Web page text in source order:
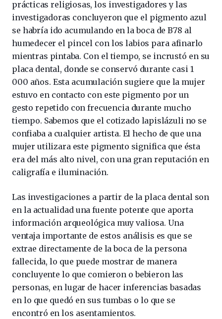
prácticas religiosas, los investigadores y las
investigadoras concluyeron que el pigmento azul
se habría ido acumulando en la boca de B78 al
humedecer el pincel con los labios para afinarlo
mientras pintaba. Con el tiempo, se incrustó en su
placa dental, donde se conservó durante casi 1
000 años. Esta acumulación sugiere que la mujer
estuvo en contacto con este pigmento por un
gesto repetido con frecuencia durante mucho
tiempo. Sabemos que el cotizado lapislázuli no se
confiaba a cualquier artista. El hecho de que una
mujer utilizara este pigmento significa que ésta
era del más alto nivel, con una gran reputación en
caligrafía e iluminación.
Las investigaciones a partir de la placa dental son
en la actualidad una fuente potente que aporta
información arqueológica muy valiosa. Una
ventaja importante de estos análisis es que se
extrae directamente de la boca de la persona
fallecida, lo que puede mostrar de manera
concluyente lo que comieron o bebieron las
personas, en lugar de hacer inferencias basadas
en lo que quedó en sus tumbas o lo que se
encontró en los asentamientos.